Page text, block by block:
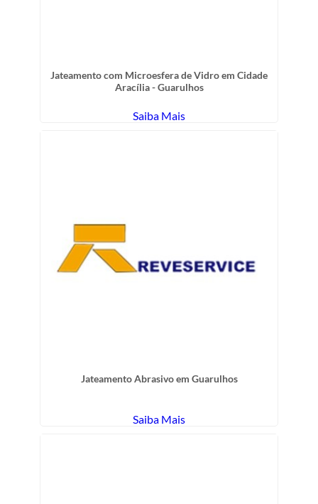
Jateamento com Microesfera de Vidro em Cidade
Aracília - Guarulhos
Saiba Mais
Jateamento Abrasivo em Guarulhos
Saiba Mais